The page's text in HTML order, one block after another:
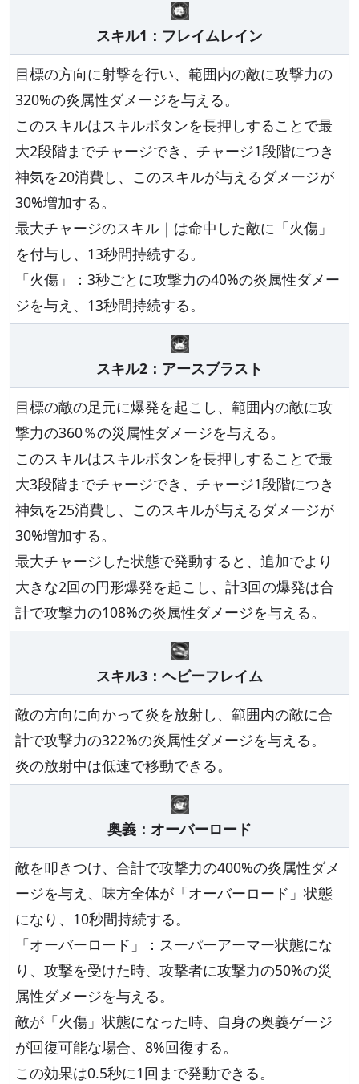
スキル1：フレイムレイン
目標の方向に射撃を行い、範囲内の敵に攻撃力の
320%の炎属性ダメージを与える。
このスキルはスキルボタンを長押しすることで最
大2段階までチャージでき、チャージ1段階につき
神気を20消費し、このスキルが与えるダメージが
30%増加する。
最大チャージのスキル｜は命中した敵に「火傷」
を付与し、13秒間持続する。
「火傷」：3秒ごとに攻撃力の40%の炎属性ダメー
ジを与え、13秒間持続する。
スキル2：アースブラスト
目標の敵の足元に爆発を起こし、範囲内の敵に攻
撃力の360％の災属性ダメージを与える。
このスキルはスキルボタンを長押しすることで最
大3段階までチャージでき、チャージ1段階につき
神気を25消費し、このスキルが与えるダメージが
30%増加する。
最大チャージした状態で発動すると、追加でより
大きな2回の円形爆発を起こし、計3回の爆発は合
計で攻撃力の108%の炎属性ダメージを与える。
スキル3：ヘビーフレイム
敵の方向に向かって炎を放射し、範囲内の敵に合
計で攻撃力の322%の炎属性ダメージを与える。
炎の放射中は低速で移動できる。
奥義：オーバーロード
敵を叩きつけ、合計で攻撃力の400%の炎属性ダメ
ージを与え、味方全体が「オーバーロード」状態
になり、10秒間持続する。
「オーバーロード」：スーパーアーマー状態にな
り、攻撃を受けた時、攻撃者に攻撃力の50%の災
属性ダメージを与える。
敵が「火傷」状態になった時、自身の奥義ゲージ
が回復可能な場合、8%回復する。
この効果は0.5秒に1回まで発動できる。